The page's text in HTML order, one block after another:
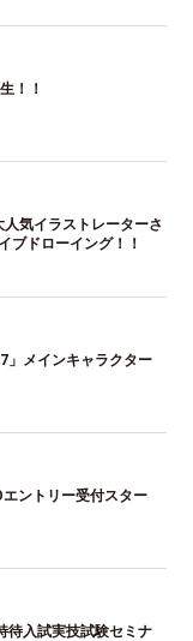
！！
人気イラストレーターさ
ブドローイング！！
」メインキャラクター
エントリー受付スター
待入試実技試験セミナ